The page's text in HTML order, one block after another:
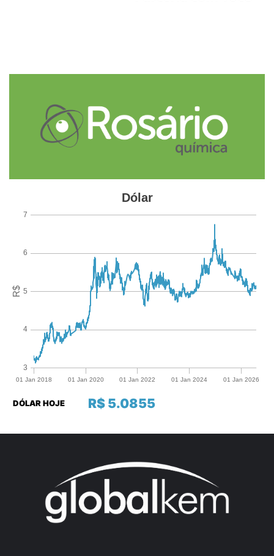
R$ 5.0855
DÓLAR HOJE